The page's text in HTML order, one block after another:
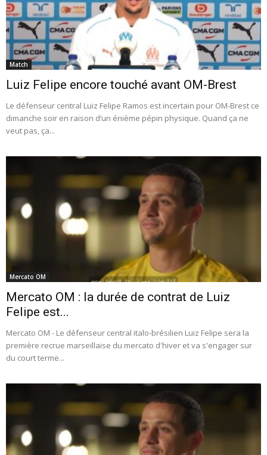
Match
Luiz Felipe encore touché avant OM-Brest
Le défenseur central Luiz Felipe Ramos est incertain pour OM-Brest ce
dimanche soir en raison d’un énième pépin physique. Quand ça ne
veut pas, ça...
Mercato OM
Mercato OM : la durée de contrat de Luiz
Felipe est...
Mercato OM - Le défenseur central italo-brésilien Luiz Felipe sera la
première recrue marseillaise du mercato d'hiver et va s'engager sur
du court terme...